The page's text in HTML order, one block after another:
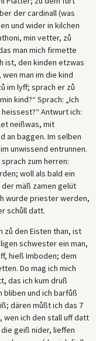
der cardinall (was
und wider in kilchen
min vetter, zů
man mich firmette
ist, den kinden etzwas
man im die kind
im lyff; sprach er zů
kind?“ Sprach: „Ich
Antwurt ich:
neißwas, mit
an baggen. Im selben
unwissend entrunnen.
zum herren:
woll als bald ein
der mäß zamen gelüt
wurde priester werden,
schůll datt.
zů den Eisten than, ist
schwester ein man,
hieß Imboden; dem
Do mag ich mich
das ich kum druß
bliben und ich barfůß
dären můßt ich das 7
wen ich den stall uff datt
geiß nider, lieffen